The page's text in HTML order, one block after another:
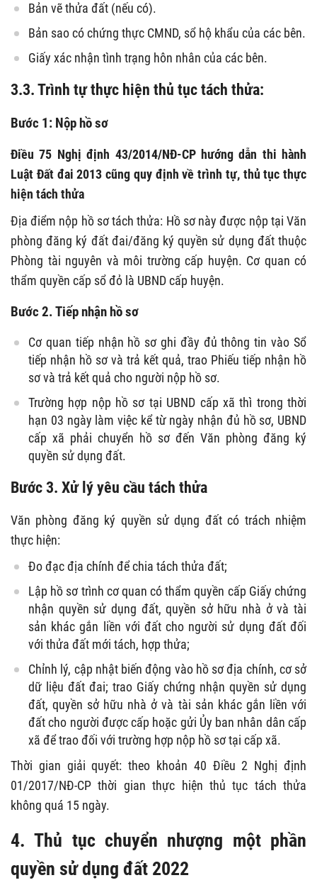
Bản vẽ thửa đất (nếu có).
Bản sao có chứng thực CMND, sổ hộ khẩu của các bên.
Giấy xác nhận tình trạng hôn nhân của các bên.
3.3. Trình tự thực hiện thủ tục tách thửa:
Bước 1: Nộp hồ sơ
Điều 75 Nghị định 43/2014/NĐ-CP hướng dẫn thi hành
Luật Đất đai 2013 cũng quy định về trình tự, thủ tục thực
hiện tách thửa
Địa điểm nộp hồ sơ tách thửa: Hồ sơ này được nộp tại Văn
phòng đăng ký đất đai/đăng ký quyền sử dụng đất thuộc
Phòng tài nguyên và môi trường cấp huyện. Cơ quan có
thẩm quyền cấp sổ đỏ là UBND cấp huyện.
Bước 2. Tiếp nhận hồ sơ
Cơ quan tiếp nhận hồ sơ ghi đầy đủ thông tin vào Sổ
tiếp nhận hồ sơ và trả kết quả, trao Phiếu tiếp nhận hồ
sơ và trả kết quả cho người nộp hồ sơ.
Trường hợp nộp hồ sơ tại UBND cấp xã thì trong thời
hạn 03 ngày làm việc kể từ ngày nhận đủ hồ sơ, UBND
cấp xã phải chuyển hồ sơ đến Văn phòng đăng ký
quyền sử dụng đất.
Bước 3. Xử lý yêu cầu tách thửa
Văn phòng đăng ký quyền sử dụng đất có trách nhiệm
thực hiện:
Đo đạc địa chính để chia tách thửa đất;
Lập hồ sơ trình cơ quan có thẩm quyền cấp Giấy chứng
nhận quyền sử dụng đất, quyền sở hữu nhà ở và tài
sản khác gắn liền với đất cho người sử dụng đất đối
với thửa đất mới tách, hợp thửa;
Chỉnh lý, cập nhật biến động vào hồ sơ địa chính, cơ sở
dữ liệu đất đai; trao Giấy chứng nhận quyền sử dụng
đất, quyền sở hữu nhà ở và tài sản khác gắn liền với
đất cho người được cấp hoặc gửi Ủy ban nhân dân cấp
xã để trao đối với trường hợp nộp hồ sơ tại cấp xã.
Thời gian giải quyết: theo khoản 40 Điều 2 Nghị định
01/2017/NĐ-CP thời gian thực hiện thủ tục tách thửa
không quá 15 ngày.
4. Thủ tục chuyển nhượng một phần
quyền sử dụng đất 2022